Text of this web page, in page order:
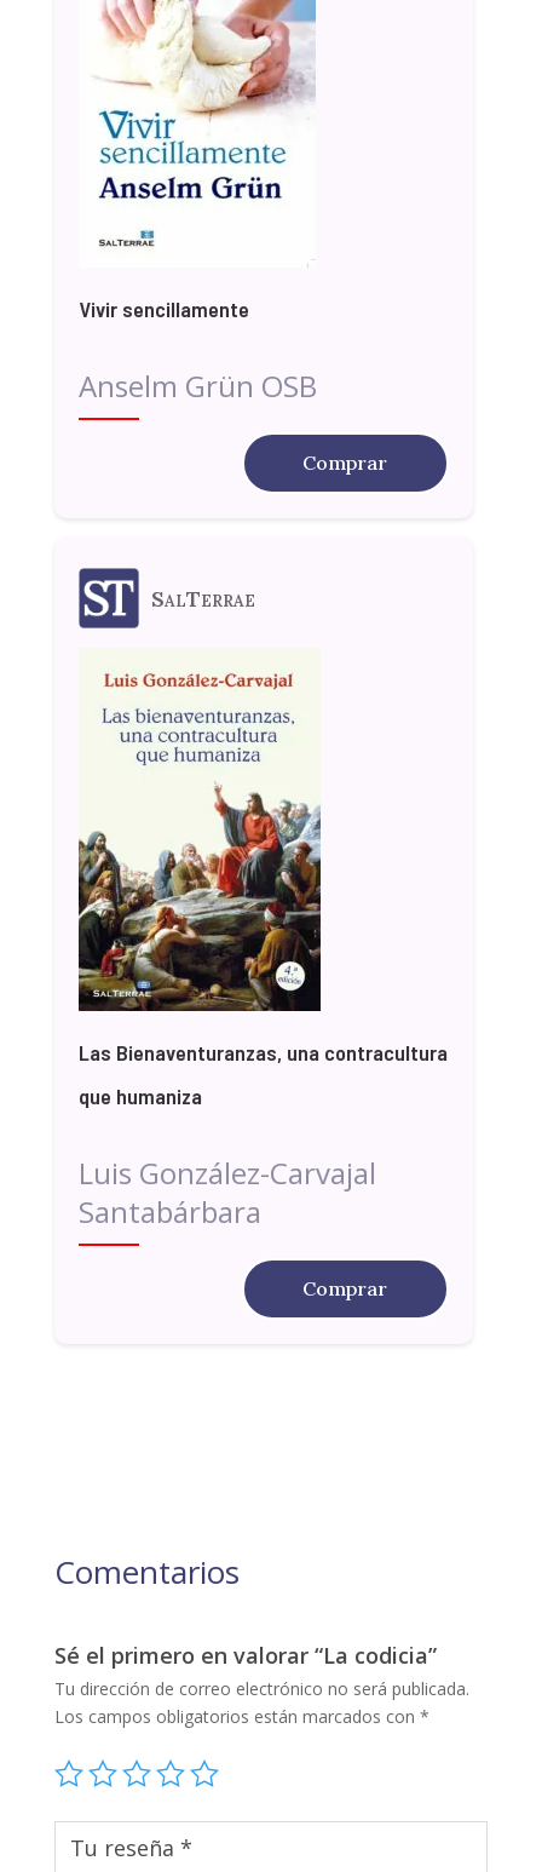
Vivir sencillamente
Anselm Grün OSB
Comprar
SalTerrae
Las Bienaventuranzas, una contracultura
que humaniza
Luis González-Carvajal
Santabárbara
Comprar
Comentarios
Sé el primero en valorar “La codicia”
Tu dirección de correo electrónico no será publicada.
Los campos obligatorios están marcados con *